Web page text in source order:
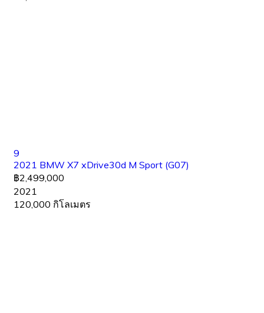
9
2021 BMW X7 xDrive30d M Sport (G07)
฿2,499,000
2021
120,000 กิโลเมตร